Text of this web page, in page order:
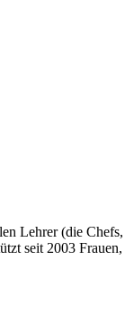
Lehrer (die
2003